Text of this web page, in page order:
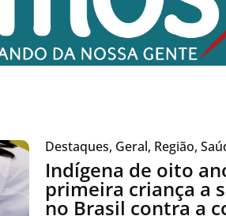
Destaques, Geral, Região,
Indígena de oito
primeira criança a
no Brasil contra a